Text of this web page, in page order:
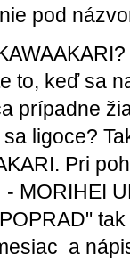
pod
to, keď sa
prípadne
ligoce?
Pri
- MORIHEI
a